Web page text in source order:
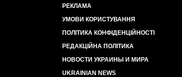
РЕКЛАМА
УМОВИ КОРИСТУВАННЯ
ПОЛІТИКА КОНФІДЕНЦІЙНОСТІ
РЕДАКЦІЙНА ПОЛІТИКА
НОВОСТИ УКРАИНЫ И МИРА
UKRAINIAN NEWS